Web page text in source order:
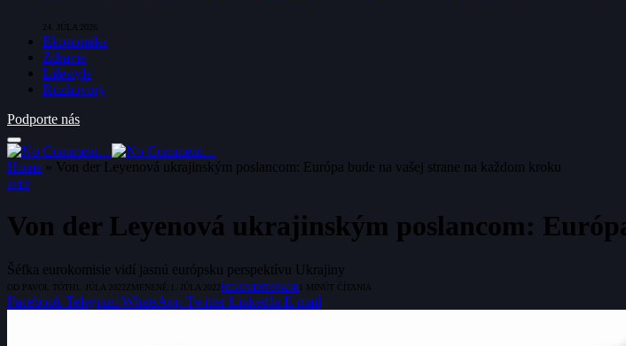
24. JÚLA 2026
Ekonomika
Zdravie
Lifestyle
Rozhovory
Podporte nás
Home » Von der Leyenová ukrajinským poslancom: Európa bude na vašej strane na každom kroku
SVET
Von der Leyenová ukrajinským poslancom:
Šéfka eurokomisie vidí jasnú európsku perspektívu Ukrajiny
OD PAVOL TÓTH 1. JÚLA 2022 ZMENENÉ: 1. JÚLA 2022 NEKOMENTOVANÉ1 MINÚT ČÍTANIA
Facebook Telegram WhatsApp Twitter LinkedIn E-mail